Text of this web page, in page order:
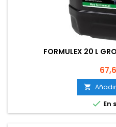
FORMULEX 20 L

 En